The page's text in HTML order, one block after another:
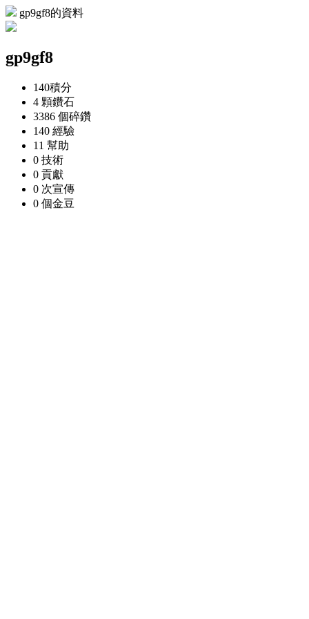
gp9gf8的資料
gp9gf8
140積分
4 顆鑽石
3386 個碎鑽
140 經驗
11 幫助
0 技術
0 貢獻
0 次宣傳
0 個金豆